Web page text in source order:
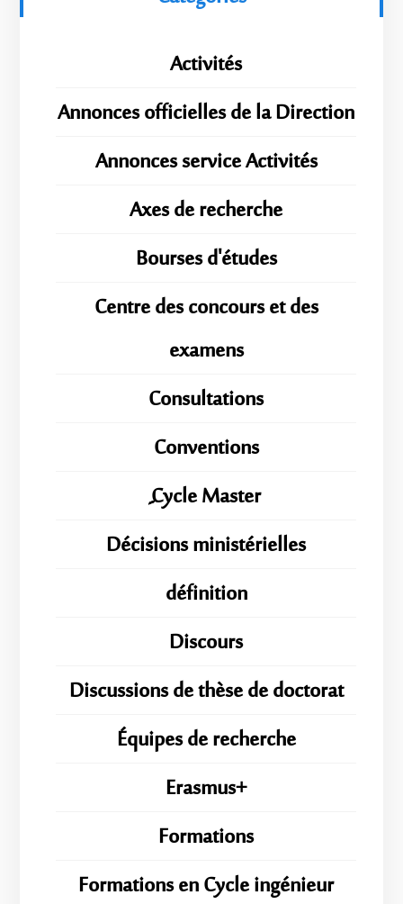
Activités
Annonces officielles de la Direction
Annonces service Activités
Axes de recherche
Bourses d'études
Centre des concours et des
examens
Consultations
Conventions
ِِِCycle Master
Décisions ministérielles
définition
Discours
Discussions de thèse de doctorat
Équipes de recherche
Erasmus+
Formations
Formations en Cycle ingénieur